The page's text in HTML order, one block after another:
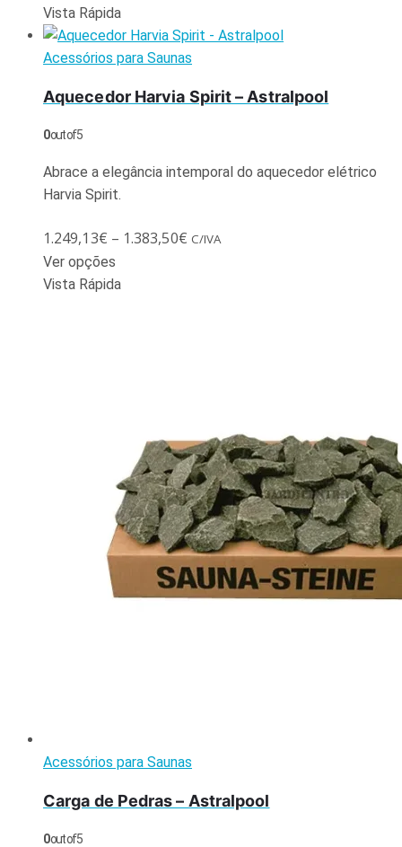
Vista Rápida
Acessórios para Saunas
Aquecedor Harvia Spirit – Astralpool
0out of 5
Abrace a elegância intemporal do aquecedor elétrico
Harvia Spirit.
1.249,13€ – 1.383,50€ C/IVA
Ver opções
Vista Rápida
Acessórios para Saunas
Carga de Pedras – Astralpool
0out of 5